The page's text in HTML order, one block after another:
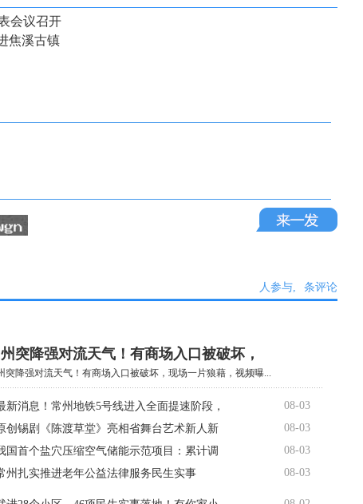
会议召开
焦溪古镇
人参与, 条评论
突降强对流天气！有商场入口被破坏，
突降强对流天气！有商场入口被破坏，现场一片狼藉，视频曝...
新消息！常州地铁5号线进入全面提速阶段，
08-03
创锡剧《陈渡草堂》亮相省舞台艺术新人新
08-03
国首个盐穴压缩空气储能示范项目：累计调
08-03
州扎实推进老年公益法律服务民生实事
08-03